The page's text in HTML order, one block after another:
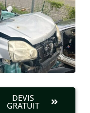
DEVIS
GRATUIT